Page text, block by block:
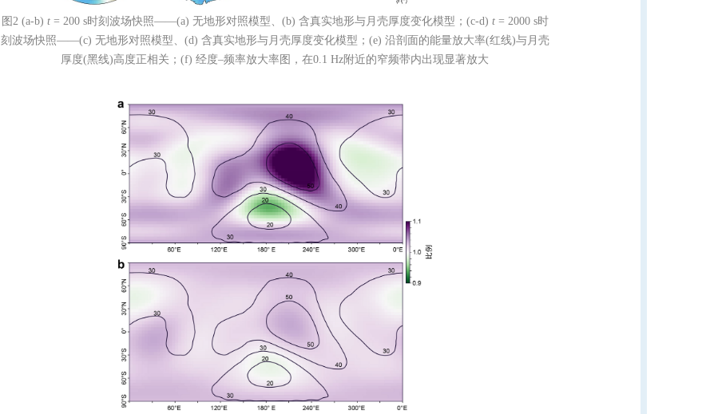
图2 (a-b) t = 200 s时刻波场快照——(a) 无地形对照模型、(b) 含真实地形与月壳厚度变化模型；(c-d) t= 2000 s时
刻波场快照——(c) 无地形对照模型、(d) 含真实地形与月壳厚度变化模型；(e) 沿剖面的能量放大率(红线)与月壳
厚度(黑线)高度正相关；(f) 经度–频率放大率图，在0.1 Hz附近的窄频带内出现显著放大